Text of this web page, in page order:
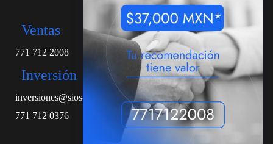
Ventas
771 712 2008
Inversión
inversiones@sios-inmobiliaria.com
771 712 0376